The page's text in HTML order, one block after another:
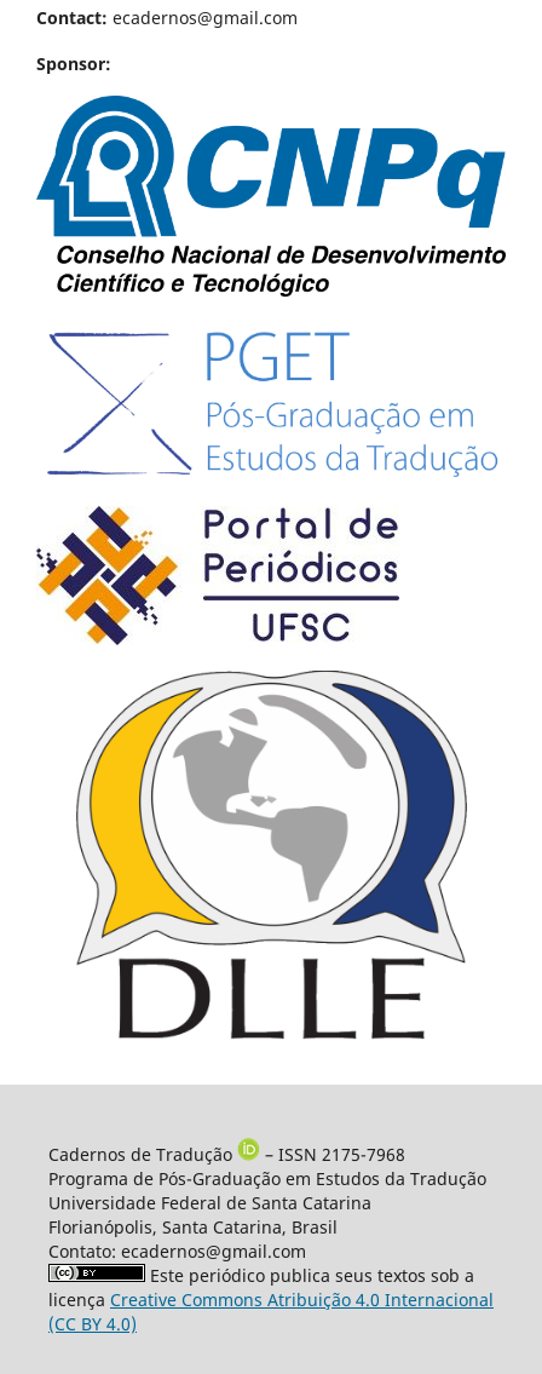
Contact: ecadernos@gmail.com
Sponsor:
Cadernos de Tradução
– ISSN 2175-7968
Programa de Pós-Graduação em Estudos da Tradução
Universidade Federal de Santa Catarina
Florianópolis, Santa Catarina, Brasil
Contato: ecadernos@gmail.com
Este periódico publica seus textos sob a
licença Creative Commons Atribuição 4.0 Internacional
(CC BY 4.0)